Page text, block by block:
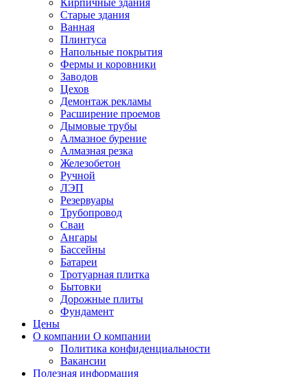
Кирпичные здания
Старые здания
Ванная
Плинтуса
Напольные покрытия
Фермы и коровники
Заводов
Цехов
Демонтаж рекламы
Расширение проемов
Дымовые трубы
Алмазное бурение
Алмазная резка
Железобетон
Ручной
ЛЭП
Резервуары
Трубопровод
Сваи
Ангары
Бассейны
Батареи
Тротуарная плитка
Бытовки
Дорожные плиты
Фундамент
Цены
О компании О компании
Политика конфиденциальности
Вакансии
Полезная информация